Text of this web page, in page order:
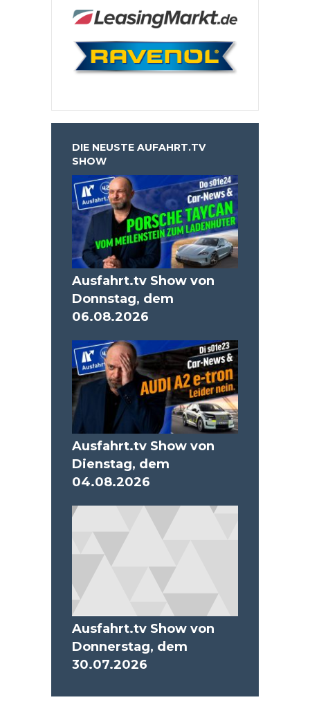
DIE NEUSTE AUFAHRT.TV
SHOW
Ausfahrt.tv Show von
Donnstag, dem
06.08.2026
Ausfahrt.tv Show von
Dienstag, dem
04.08.2026
Ausfahrt.tv Show von
Donnerstag, dem
30.07.2026